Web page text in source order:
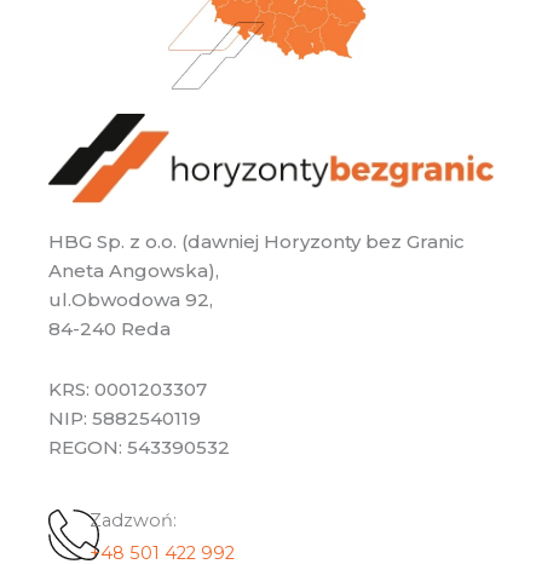
HBG Sp. z o.o. (dawniej Horyzonty bez Granic
Aneta Angowska),
ul.Obwodowa 92,
84-240 Reda
KRS: 0001203307
NIP: 5882540119
REGON: 543390532
Zadzwoń:
+48 501 422 992